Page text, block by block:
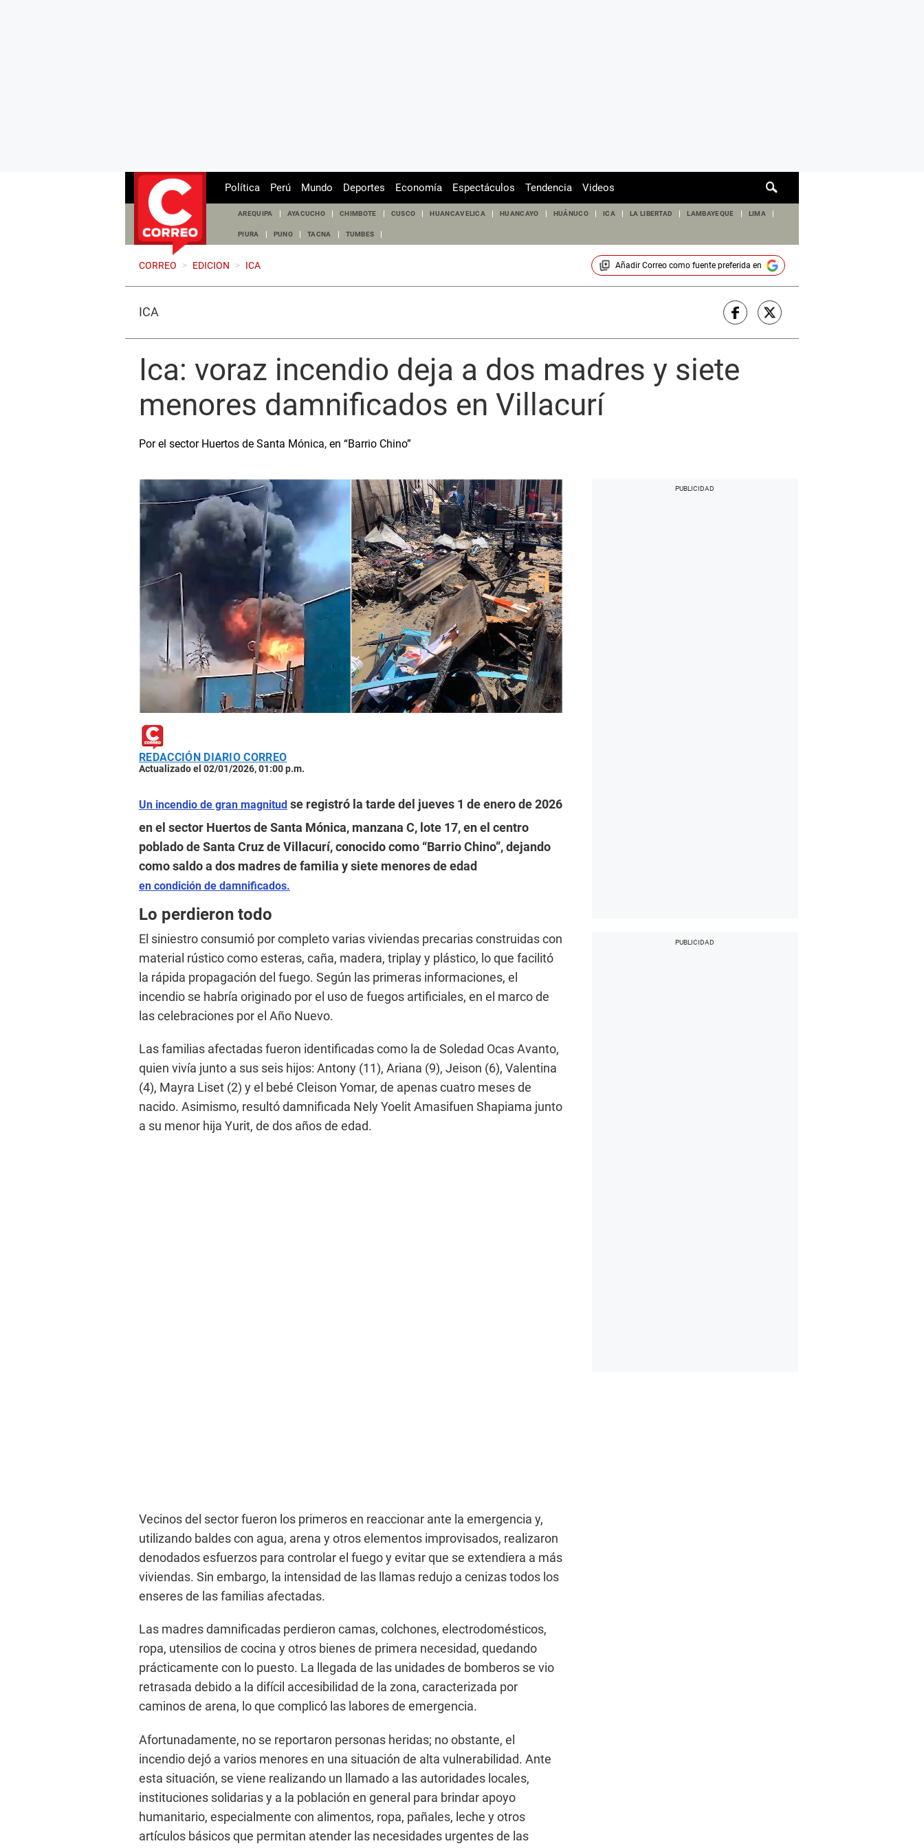
de
Política Perú Mundo Deportes Economía Espectáculos Tendencia Videos
AREQUIPA AYACUCHO CHIMBOTE CUSCO HUANCAVELICA HUANCAYO HUÁNUCO ICA LA LIBERTAD LAMBAYEQUE LIMA
PIURA PUNO TACNA TUMBES
CORREO > EDICION > ICA Añadir Correocomo fuente preferida en
ICA
Ica: voraz incendio deja a dos madres y siete
menores damnificados en Villacurí
Por el sector Huertos de Santa Mónica, en “Barrio Chino”
REDACCIÓN DIARIO CORREO
Actualizado el 02/01/2026, 01:00 p.m.
Un incendio de gran magnitud se registró la tarde del jueves 1 de enero de 2026
en el sector Huertos de Santa Mónica, manzana C, lote 17, en el centro
poblado de Santa Cruz de Villacurí, conocido como “Barrio Chino”, dejando
como saldo a dos madres de familia y siete menores de edad
en condición de damnificados.
Lo perdieron todo
El siniestro consumió por completo varias viviendas precarias construidas con
material rústico como esteras, caña, madera, triplay y plástico, lo que facilitó
la rápida propagación del fuego. Según las primeras informaciones, el
incendio se habría originado por el uso de fuegos artificiales, en el marco de
las celebraciones por el Año Nuevo.
Las familias afectadas fueron identificadas como la de Soledad Ocas Avanto,
quien vivía junto a sus seis hijos: Antony (11), Ariana (9), Jeison (6), Valentina
(4), Mayra Liset (2) y el bebé Cleison Yomar, de apenas cuatro meses de
nacido. Asimismo, resultó damnificada Nely Yoelit Amasifuen Shapiama junto
a su menor hija Yurit, de dos años de edad.
Vecinos del sector fueron los primeros en reaccionar ante la emergencia y,
utilizando baldes con agua, arena y otros elementos improvisados, realizaron
denodados esfuerzos para controlar el fuego y evitar que se extendiera a más
viviendas. Sin embargo, la intensidad de las llamas redujo a cenizas todos los
enseres de las familias afectadas.
Las madres damnificadas perdieron camas, colchones, electrodomésticos,
ropa, utensilios de cocina y otros bienes de primera necesidad, quedando
prácticamente con lo puesto. La llegada de las unidades de bomberos se vio
retrasada debido a la difícil accesibilidad de la zona, caracterizada por
caminos de arena, lo que complicó las labores de emergencia.
Afortunadamente, no se reportaron personas heridas; no obstante, el
incendio dejó a varios menores en una situación de alta vulnerabilidad. Ante
esta situación, se viene realizando un llamado a las autoridades locales,
instituciones solidarias y a la población en general para brindar apoyo
humanitario, especialmente con alimentos, ropa, pañales, leche y otros
artículos básicos que permitan atender las necesidades urgentes de las